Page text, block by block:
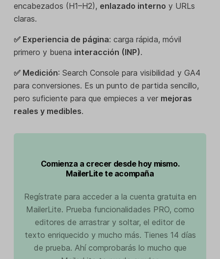
encabezados (H1–H2), enlazado interno y URLs
claras.
✅ Experiencia de página: carga rápida, móvil
primero y buena interacción (INP).
✅ Medición: Search Console para visibilidad y GA4
para conversiones. Es un punto de partida sencillo,
pero suficiente para que empieces a ver mejoras
reales y medibles.
Comienza a crecer desde hoy mismo.
MailerLite te acompaña
Regístrate para acceder a la cuenta gratuita en
MailerLite. Prueba funcionalidades PRO, como
editores de arrastrar y soltar, el editor de
texto enriquecido y mucho más. Tienes 14 días
de prueba. Ahí comprobarás lo mucho que